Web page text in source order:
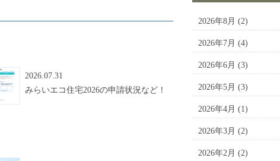
2026.07.31
みらいエコ住宅2026の申請状況など！
2026年8月 (2)
2026年7月 (4)
2026年6月 (3)
2026年5月 (3)
2026年4月 (1)
2026年3月 (2)
2026年2月 (2)